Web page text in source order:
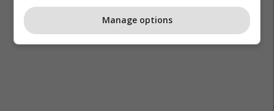
Manage options